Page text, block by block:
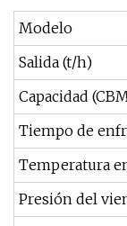
Modelo
Salida (t/h)
Capacidad
Tiempo de
Temperatura
Presión del